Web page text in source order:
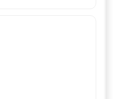
incroyable